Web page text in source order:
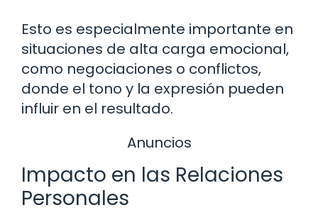
Esto es especialmente importante en
situaciones de alta carga emocional,
como negociaciones o conflictos,
donde el tono y la expresión pueden
influir en el resultado.
Anuncios
Impacto en las Relaciones
Personales